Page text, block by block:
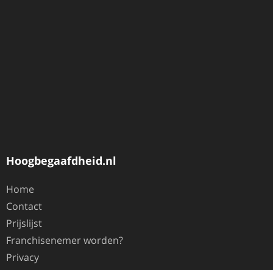
Hoogbegaafdheid.nl
Home
Contact
Prijslijst
Franchisenemer worden?
Privacy